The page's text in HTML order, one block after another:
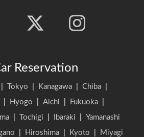
Reservation
Tokyo Kanagawa Chiba
Hyogo Aichi Fukuoka
Tochigi Ibaraki
Yamanashi
Hiroshima Kyoto
Miyagi